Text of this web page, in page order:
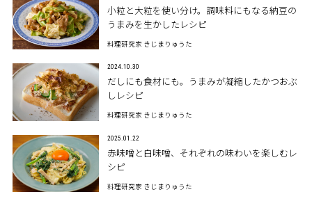
小粒と大粒を使い分け。調味料にもなる納豆の
うまみを生かしたレシピ
料理研究家 きじまりゅうた
2024.10.30
だしにも食材にも。うまみが凝縮したかつおぶ
しレシピ
料理研究家 きじまりゅうた
2025.01.22
赤味噌と白味噌、それぞれの味わいを楽しむレ
シピ
料理研究家 きじまりゅうた